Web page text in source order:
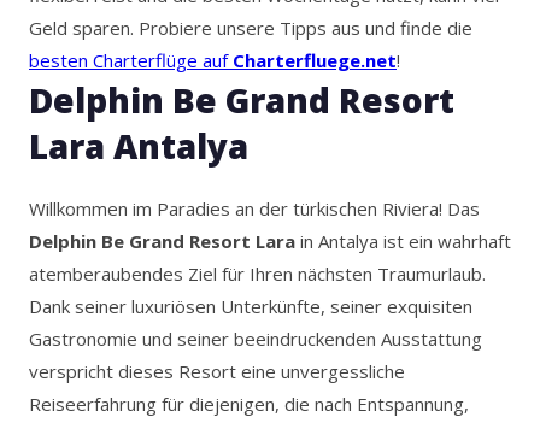
Geld sparen. Probiere unsere Tipps aus und finde die
besten Charterflüge auf Charterfluege.net!
Delphin Be Grand Resort
Lara Antalya
Willkommen im Paradies an der türkischen Riviera! Das
Delphin Be Grand Resort Lara in Antalya ist ein wahrhaft
atemberaubendes Ziel für Ihren nächsten Traumurlaub.
Dank seiner luxuriösen Unterkünfte, seiner exquisiten
Gastronomie und seiner beeindruckenden Ausstattung
verspricht dieses Resort eine unvergessliche
Reiseerfahrung für diejenigen, die nach Entspannung,